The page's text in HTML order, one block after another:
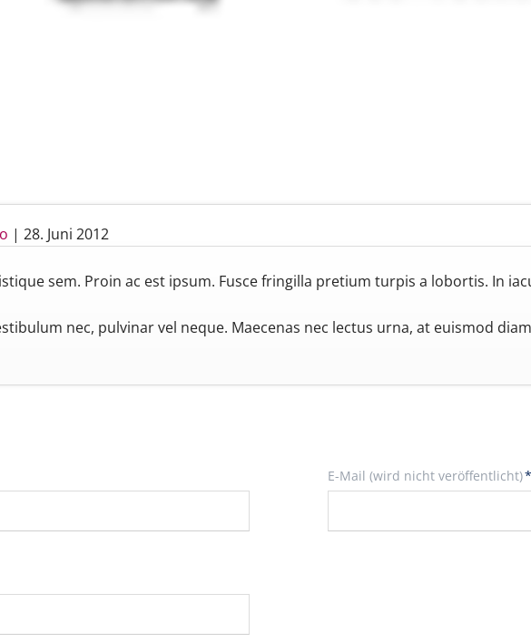
| 28. Juni 2012
sem. Proin ac est ipsum. Fusce fringilla pretium turpis a lobortis. In
nec, pulvinar vel neque. Maecenas nec lectus urna, at euismod
Pflichtfeld
E-Mail (wird nicht veröffentlicht)*